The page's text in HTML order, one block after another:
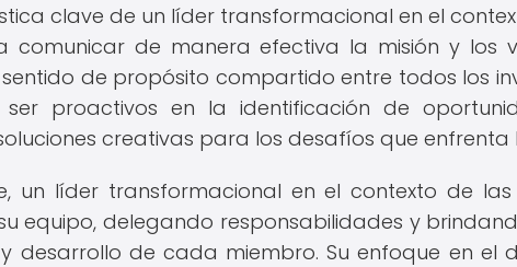
clave de un líder transformacional en el
comunicar de manera efectiva la misión y los
de propósito compartido entre todos los
ser proactivos en la identificación de
creativas para los desafíos que enfrenta
un líder transformacional en el contexto de
equipo, delegando responsabilidades y
desarrollo de cada miembro. Su enfoque en el